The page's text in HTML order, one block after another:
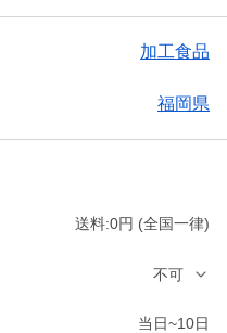
加工食品
福岡県
送料:0円 (全国一律)
不可
当日~10日